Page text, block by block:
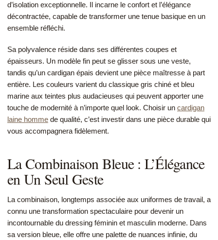
d’isolation exceptionnelle. Il incarne le confort et l’élégance
décontractée, capable de transformer une tenue basique en un
ensemble réfléchi.
Sa polyvalence réside dans ses différentes coupes et
épaisseurs. Un modèle fin peut se glisser sous une veste,
tandis qu’un cardigan épais devient une pièce maîtresse à part
entière. Les couleurs varient du classique gris chiné et bleu
marine aux teintes plus audacieuses qui peuvent apporter une
touche de modernité à n’importe quel look. Choisir un cardigan
laine homme de qualité, c’est investir dans une pièce durable qui
vous accompagnera fidèlement.
La Combinaison Bleue : L’Élégance
en Un Seul Geste
La combinaison, longtemps associée aux uniformes de travail, a
connu une transformation spectaculaire pour devenir un
incontournable du dressing féminin et masculin moderne. Dans
sa version bleue, elle offre une palette de nuances infinie, du